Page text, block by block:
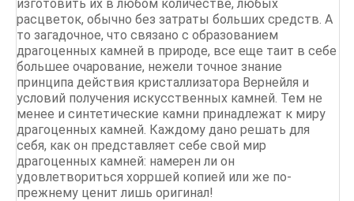
изготовить их в любом количестве, любых
расцветок, обычно без затраты больших средств. А
то загадочное, что связано с образованием
драгоценных камней в природе, все еще таит в себе
большее очарование, нежели точное знание
принципа действия кристаллизатора Вернейля и
условий получения искусственных камней. Тем не
менее и синтетические камни принадлежат к миру
драгоценных камней. Каждому дано решать для
себя, как он представляет себе свой мир
драгоценных камней: намерен ли он
удовлетвориться хорршей копией или же по-
прежнему ценит лишь оригинал!